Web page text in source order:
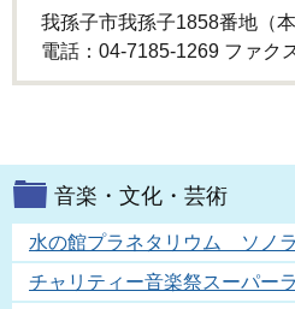
我孫子市我孫子1858番地（本
電話：04-7185-1269 ファク
音楽・文化・芸術
水の館プラネタリウム ソノ
チャリティー音楽祭スーパー